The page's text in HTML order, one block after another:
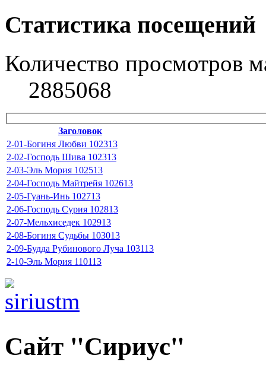
Статистика посещений
Количество просмотров
2885068
Заголовок
2-01-Богиня Любви 102313
2-02-Господь Шива 102313
2-03-Эль Мория 102513
2-04-Господь Майтрейя 102613
2-05-Гуань-Инь 102713
2-06-Господь Сурия 102813
2-07-Мельхиседек 102913
2-08-Богиня Судьбы 103013
2-09-Будда Рубинового Луча 103113
2-10-Эль Мория 110113
Сайт "Сириус"